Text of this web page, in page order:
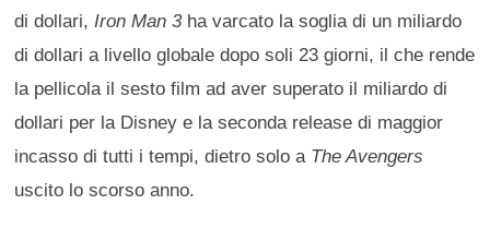
di dollari,Iron Man 3ha varcato la soglia di un miliardo
di dollari a livello globale dopo soli 23 giorni, il che rende
la pellicola il sesto film ad aver superato il miliardo di
dollari per la Disney e la seconda release di maggior
incasso di tutti i tempi, dietro solo a The Avengers
uscito lo scorso anno.